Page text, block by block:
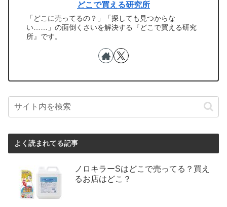
どこで買える研究所
「どこに売ってるの？」「探しても見つからな
い……」の面倒くさいを解決する『どこで買える研究
所』です。
よく読まれてる記事
ノロキラーSはどこで売ってる？買え
るお店はどこ？